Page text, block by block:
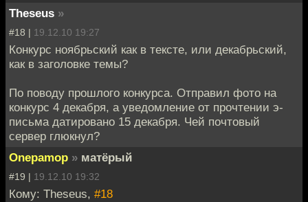
Theseus »
#18 | 19.12.10 19:27
Конкурс ноябрьский как в тексте, или декабрьский,
как в заголовке темы?
По поводу прошлого конкурса. Отправил фото на
конкурс 4 декабря, а уведомление от прочтении э-
письма датировано 15 декабря. Чей почтовый
сервер глюкнул?
Onepamop » матёрый
#19 | 19.12.10 19:32
Кому: Theseus, #18